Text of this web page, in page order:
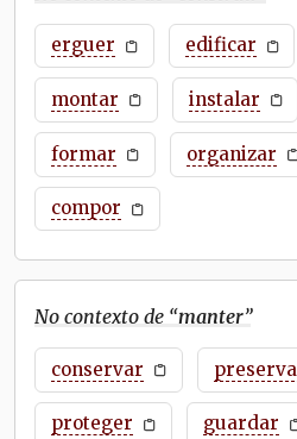
erguer edificar
montar instalar
formar organizar
compor
No contexto de “manter”
conservar
proteger guardar